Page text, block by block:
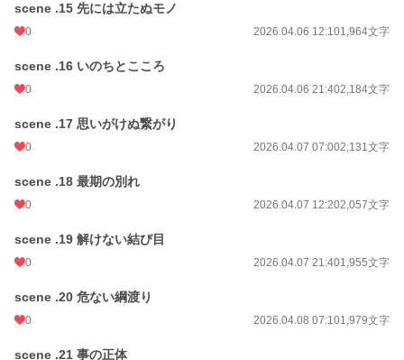
scene .15 先には立たぬモノ
0 2026.04.06 12:101,964文字
scene .16 いのちとこころ
0 2026.04.06 21:402,184文字
scene .17 思いがけぬ繋がり
0 2026.04.07 07:002,131文字
scene .18 最期の別れ
0 2026.04.07 12:202,057文字
scene .19 解けない結び目
0 2026.04.07 21:401,955文字
scene .20 危ない綱渡り
0 2026.04.08 07:101,979文字
scene .21 事の正体